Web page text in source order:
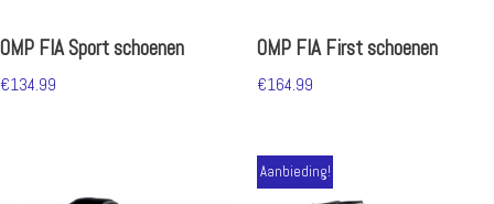
OMP FIA Sport schoenen
€134.99
OMP FIA First schoenen
€164.99
Aanbieding!